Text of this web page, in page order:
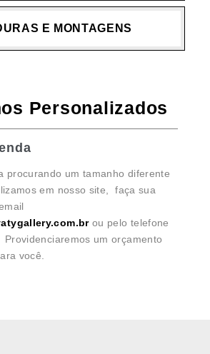
E MONTAGENS
Personalizados
procurando um tamanho diferente
em nosso site, faça sua
ou pelo telefone
um orçamento
você.